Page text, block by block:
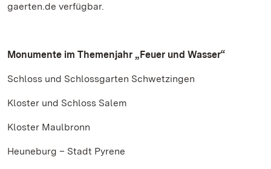
gaerten.de verfügbar.
Monumente im Themenjahr „Feuer und Wasser“
Schloss und Schlossgarten Schwetzingen
Kloster und Schloss Salem
Kloster Maulbronn
Heuneburg – Stadt Pyrene